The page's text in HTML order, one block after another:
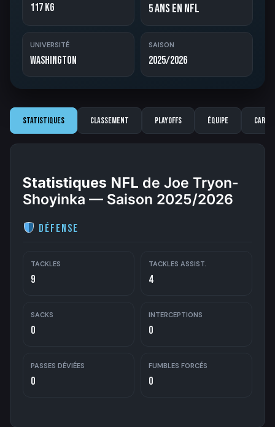
117 kg 5ans en NFL
UNIVERSITÉ
Washington
SAISON
2025/2026
Statistiques Classement Playoffs Équipe
Statistiques NFL de Joe Tryon-
Shoyinka — Saison 2025/2026
Défense
TACKLES
9
TACKLES ASSIST.
4
SACKS
0
INTERCEPTIONS
0
PASSES DÉVIÉES
0
FUMBLES FORCÉS
0